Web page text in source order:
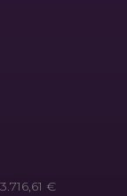
€